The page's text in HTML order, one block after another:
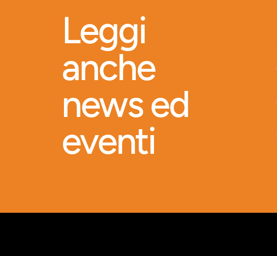
Leggi
anche
news ed
eventi